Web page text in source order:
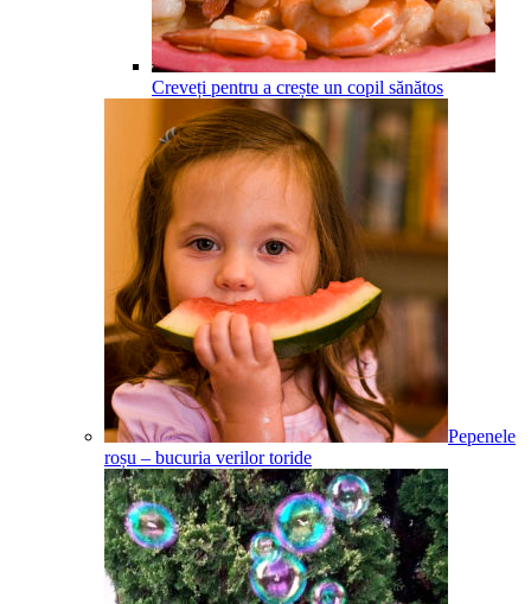
Creveți pentru a crește un copil sănătos
Pepenele
roșu – bucuria verilor toride